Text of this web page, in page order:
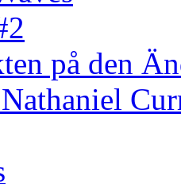
på den